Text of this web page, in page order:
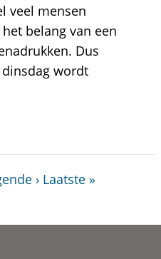
veel mensen
belang van een
Dus
wordt
› Laatste »